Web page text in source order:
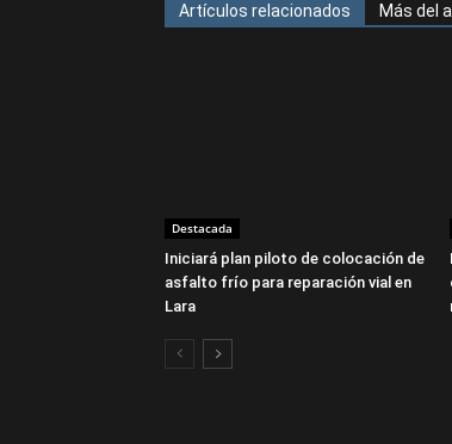
Artículos relacionados Más del
Destacada
Iniciará plan piloto de colocación de
asfalto frío para reparación vial en
Lara